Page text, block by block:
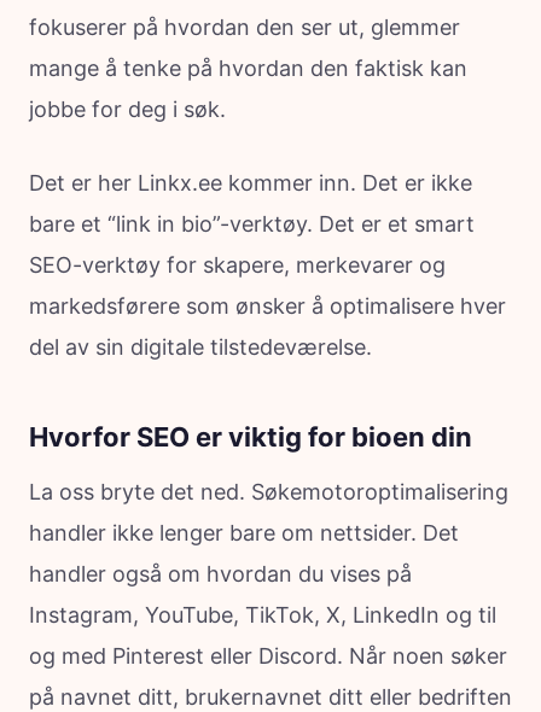
fokuserer på hvordan den ser ut, glemmer
mange å tenke på hvordan den faktisk kan
jobbe for deg i søk.
Det er her Linkx.ee kommer inn. Det er ikke
bare et “link in bio”-verktøy. Det er et smart
SEO-verktøy for skapere, merkevarer og
markedsførere som ønsker å optimalisere hver
del av sin digitale tilstedeværelse.
Hvorfor SEO er viktig for bioen din
La oss bryte det ned. Søkemotoroptimalisering
handler ikke lenger bare om nettsider. Det
handler også om hvordan du vises på
Instagram, YouTube, TikTok, X, LinkedIn og til
og med Pinterest eller Discord. Når noen søker
på navnet ditt, brukernavnet ditt eller bedriften